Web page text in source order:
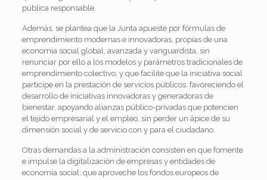
pública responsable.
Además, se plantea que la Junta apueste por fórmulas de
emprendimiento modernas e innovadoras, propias de una
economía social global, avanzada y vanguardista, sin
renunciar por ello a los modelos y parámetros tradicionales de
emprendimiento colectivo, y que facilite que la iniciativa social
participe en la prestación de servicios públicos, favoreciendo el
desarrollo de iniciativas innovadoras y generadoras de
bienestar, apoyando alianzas público-privadas que potencien
el tejido empresarial y el empleo, sin perder un ápice de su
dimensión social y de servicio con y para el ciudadano.
Otras demandas a la administración consisten en que fomente
e impulse la digitalización de empresas y entidades de
economía social; que aproveche los fondos europeos de